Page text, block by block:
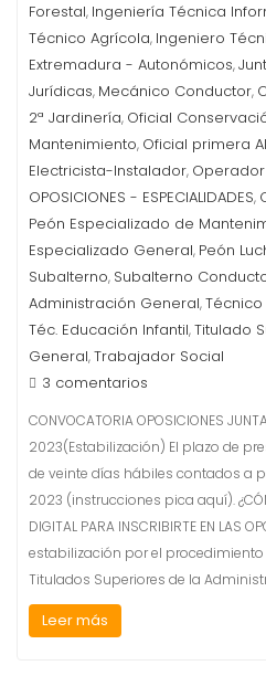
Forestal, Ingeniería Técnica
Técnico Agrícola, Ingeniero
Extremadura - Autonómicos,
Jurídicas, Mecánico Conductor,
2ª Jardinería, Oficial
Mantenimiento, Oficial primera
Electricista-Instalador,
OPOSICIONES - ESPECIALIDADES,
Peón Especializado de
Especializado General, Peón
Subalterno, Subalterno
Administración General,
Téc. Educación Infantil,Titulado
General,Trabajador Social
3 comentarios
CONVOCATORIA OPOSICIONES
2023(Estabilización) El plazo de
de veinte días hábiles contados a
2023 (instrucciones pica aquí).
DIGITAL PARA INSCRIBIRTE EN LAS
estabilización por el
Titulados Superiores de la
Leer más